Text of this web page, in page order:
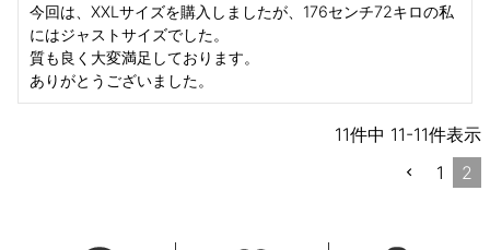
今回は、XXLサイズを購入しましたが、176センチ72キロの私
にはジャストサイズでした。
質も良く大変満足しております。
ありがとうございました。
11件中 11-11件表示
1
2